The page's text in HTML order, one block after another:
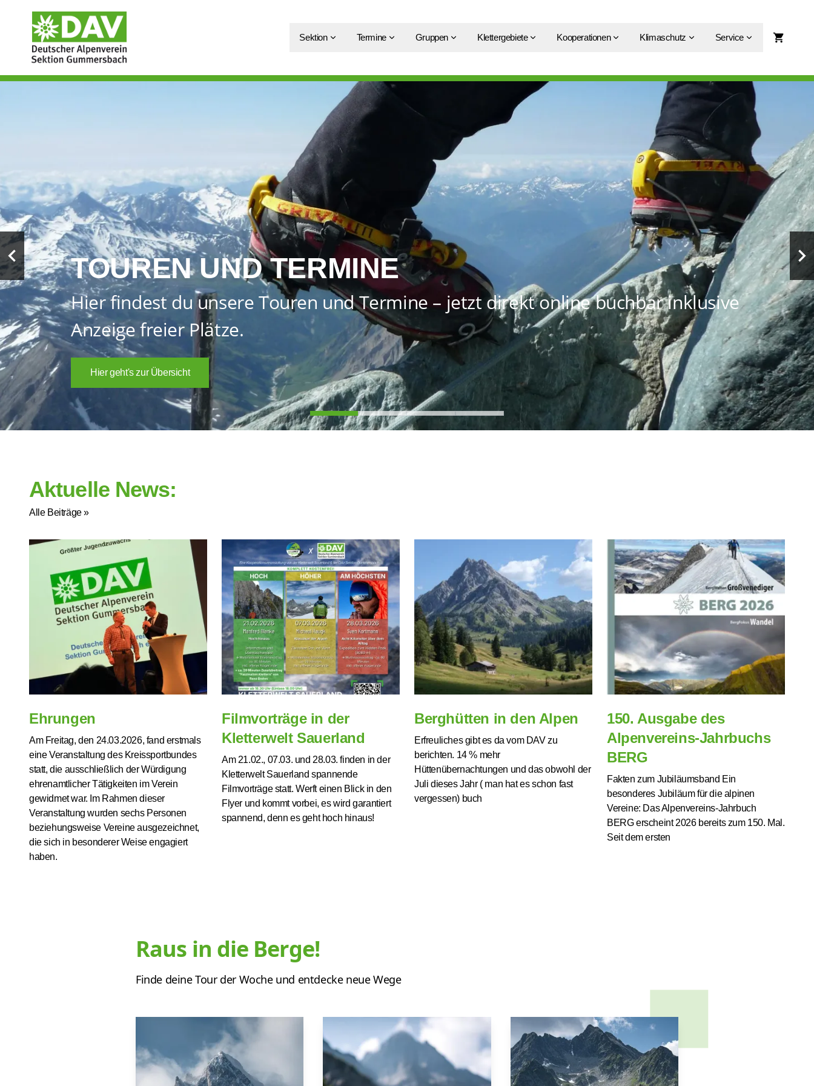
Sektion Termine Gruppen Klettergebiete Kooperationen Klimaschutz Service
Previous TOUREN UND TERMINE
Hier findest du unsere Touren und Termine – jetzt direkt online buchbar inklusive
Anzeige freier Plätze.
Hier geht's zur Übersicht
Aktuelle News:
Alle Beiträge »
Ehrungen
Am Freitag, den 24.03.2026, fand erstmals
eine Veranstaltung des Kreissportbundes
statt, die ausschließlich der Würdigung
ehrenamtlicher Tätigkeiten im Verein
gewidmet war. Im Rahmen dieser
Veranstaltung wurden sechs Personen
beziehungsweise Vereine ausgezeichnet,
die sich in besonderer Weise engagiert
haben.
Filmvorträge in der
Kletterwelt Sauerland
Am 21.02., 07.03. und 28.03. finden in der
Kletterwelt Sauerland spannende
Filmvorträge statt. Werft einen Blick in den
Flyer und kommt vorbei, es wird garantiert
spannend, denn es geht hoch hinaus!
Berghütten in den Alpen
Erfreuliches gibt es da vom DAV zu
berichten. 14 % mehr
Hüttenübernachtungen und das obwohl der
Juli dieses Jahr ( man hat es schon fast
vergessen) buch
150. Ausgabe des
Alpenvereins-Jahrbuchs
BERG
Fakten zum Jubiläumsband Ein
besonderes Jubiläum für die alpinen
Vereine: Das Alpenvereins-Jahrbuch
BERG erscheint 2026 bereits zum 150. Mal.
Seit dem ersten
Raus in die Berge!
Finde deine Tour der Woche und entdecke neue Wege